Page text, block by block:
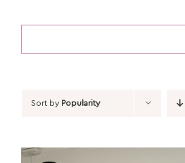
Sort by Popularity